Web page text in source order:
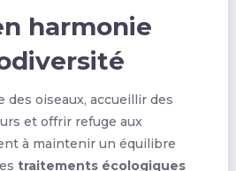
harmonie
des oiseaux, accueillir des
et offrir refuge aux
à maintenir un équilibre
traitements écologiques